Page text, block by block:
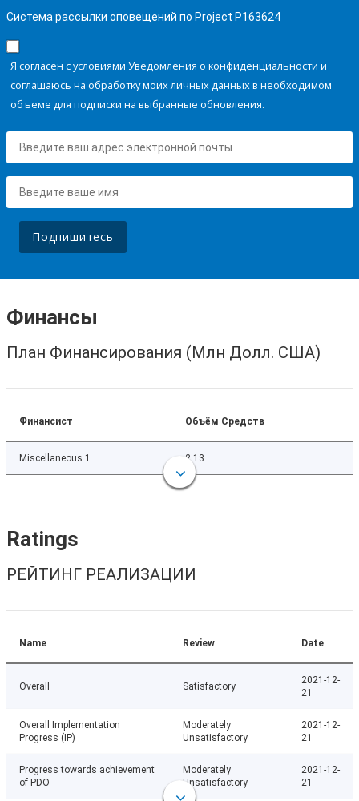
Система рассылки оповещений по Project P163624
Я согласен с условиями Уведомления о конфиденциальности и
соглашаюсь на обработку моих личных данных в необходимом
объеме для подписки на выбранные обновления.
Подпишитесь
Финансы
План Финансирования (Млн Долл. США)
Финансист Объём Средств
Miscellaneous 1 2.13
Ratings
РЕЙТИНГ РЕАЛИЗАЦИИ
Name Review Date
Overall Satisfactory
2021-12-
21
Overall Implementation
Progress (IP)
Moderately
Unsatisfactory
2021-12-
21
Progress towards achievement
of PDO
Moderately
Unsatisfactory
2021-12-
21